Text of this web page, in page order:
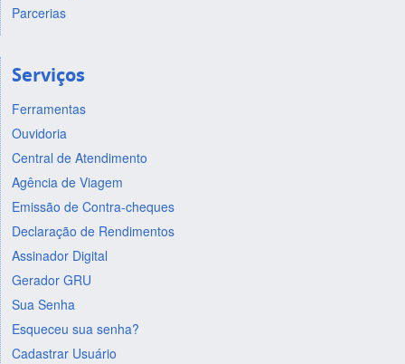
Parcerias
Serviços
Ferramentas
Ouvidoria
Central de Atendimento
Agência de Viagem
Emissão de Contra-cheques
Declaração de Rendimentos
Assinador Digital
Gerador GRU
Sua Senha
Esqueceu sua senha?
Cadastrar Usuário